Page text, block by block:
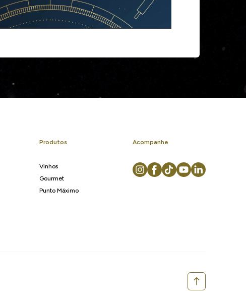
Produtos
Vinhos
Gourmet
Punto Máximo
Acompanhe